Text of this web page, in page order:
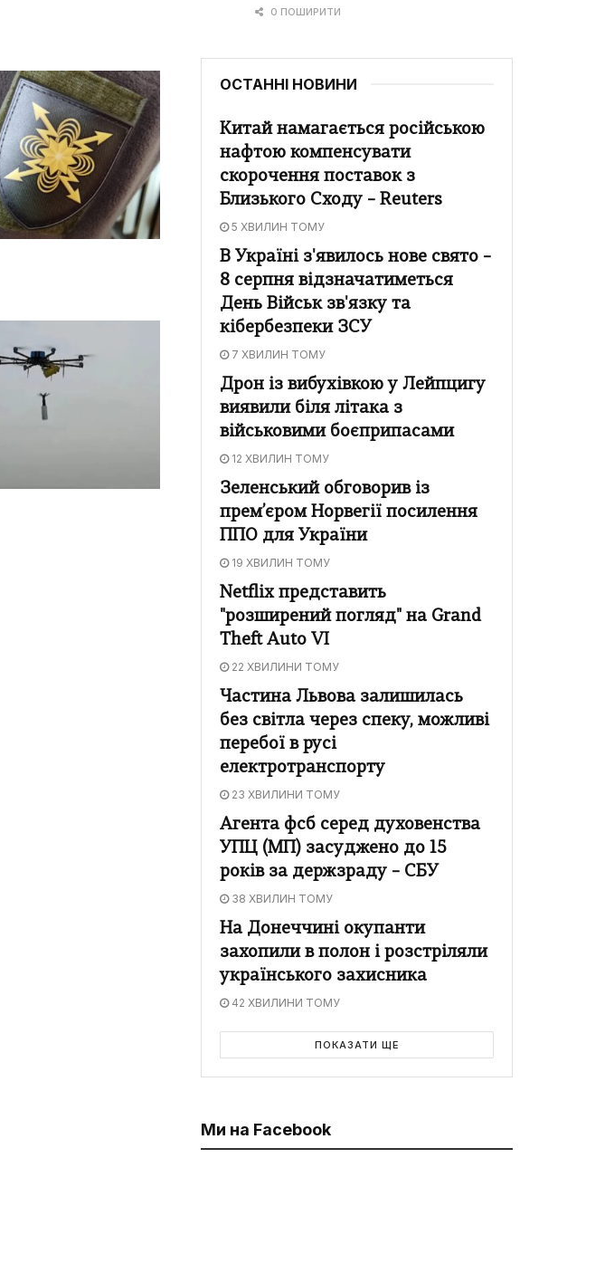
0 ПОШИРИТИ
ОСТАННІ НОВИНИ
Китай намагається російською
нафтою компенсувати
скорочення поставок з
Близького Сходу – Reuters
5 ХВИЛИН ТОМУ
В Україні з'явилось нове свято –
8 серпня відзначатиметься
День Військ зв'язку та
кібербезпеки ЗСУ
7 ХВИЛИН ТОМУ
Дрон із вибухівкою у Лейпцигу
виявили біля літака з
військовими боєприпасами
12 ХВИЛИН ТОМУ
Зеленський обговорив із
прем’єром Норвегії посилення
ППО для України
19 ХВИЛИН ТОМУ
Netflix представить
"розширений погляд" на Grand
Theft Auto VI
22 ХВИЛИНИ ТОМУ
Частина Львова залишилась
без світла через спеку, можливі
перебої в русі
електротранспорту
23 ХВИЛИНИ ТОМУ
Агента фсб серед духовенства
УПЦ (МП) засуджено до 15
років за держзраду – СБУ
38 ХВИЛИН ТОМУ
На Донеччині окупанти
захопили в полон і розстріляли
українського захисника
42 ХВИЛИНИ ТОМУ
ПОКАЗАТИ ЩЕ
Ми на Facebook